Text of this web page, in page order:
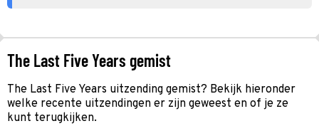
The Last Five Years gemist
The Last Five Years uitzending gemist? Bekijk hieronder
welke recente uitzendingen er zijn geweest en of je ze
kunt terugkijken.